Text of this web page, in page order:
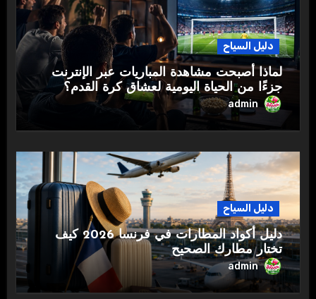
دليل السياح
لماذا أصبحت مشاهدة المباريات عبر الإنترنت
جزءًا من الحياة اليومية لعشاق كرة القدم؟
admin
دليل السياح
دليل أكواد المطارات في فرنسا 2026 كيف
تختار مطارك الصحيح
admin